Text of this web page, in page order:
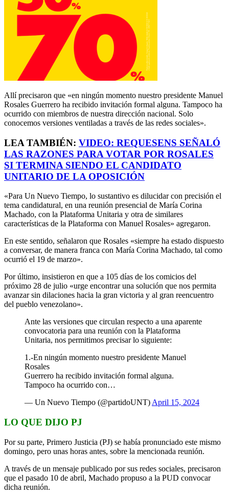
Allí precisaron que «en ningún momento nuestro presidente Manuel
Rosales Guerrero ha recibido invitación formal alguna. Tampoco ha
ocurrido con miembros de nuestra dirección nacional. Solo
conocemos versiones ventiladas a través de las redes sociales».
LEA TAMBIÉN: VIDEO: REQUESENS SEÑALÓ
LAS RAZONES PARA VOTAR POR ROSALES
SI TERMINA SIENDO EL CANDIDATO
UNITARIO DE LA OPOSICIÓN
«Para Un Nuevo Tiempo, lo sustantivo es dilucidar con precisión el
tema candidatural, en una reunión presencial de María Corina
Machado, con la Plataforma Unitaria y otra de similares
características de la Plataforma con Manuel Rosales» agregaron.
En este sentido, señalaron que Rosales «siempre ha estado dispuesto
a conversar, de manera franca con María Corina Machado, tal como
ocurrió el 19 de marzo».
Por último, insistieron en que a 105 días de los comicios del
próximo 28 de julio «urge encontrar una solución que nos permita
avanzar sin dilaciones hacia la gran victoria y al gran reencuentro
del pueblo venezolano».
Ante las versiones que circulan respecto a una aparente
convocatoria para una reunión con la Plataforma
Unitaria, nos permitimos precisar lo siguiente:
1.-En ningún momento nuestro presidente Manuel
Rosales
Guerrero ha recibido invitación formal alguna.
Tampoco ha ocurrido con…
— Un Nuevo Tiempo (@partidoUNT) April 15, 2024
LO QUE DIJO PJ
Por su parte, Primero Justicia (PJ) se había pronunciado este mismo
domingo, pero unas horas antes, sobre la mencionada reunión.
A través de un mensaje publicado por sus redes sociales, precisaron
que el pasado 10 de abril, Machado propuso a la PUD convocar
dicha reunión.